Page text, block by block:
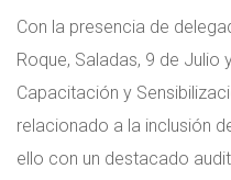
Con la presencia de
Roque, Saladas, 9 de Julio
Capacitación y
relacionado a la inclusión
ello con un destacado